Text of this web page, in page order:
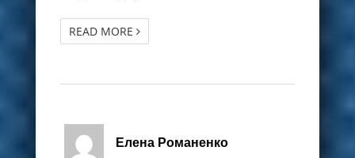
READ MORE
Елена Романенко